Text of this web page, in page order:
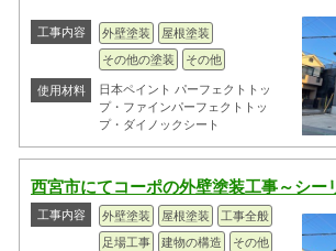
工事内容 外壁塗装
屋根塗装
その他の塗装
その他
使用材料
日本ペイント パーフェクトトッ
プ・ファインパーフェクトトッ
プ・ダイノックシート
西宮市にてコーポの外壁塗装工事～シー
工事内容 外壁塗装 屋根塗装
工事全般
足場工事
建物の構造
その他